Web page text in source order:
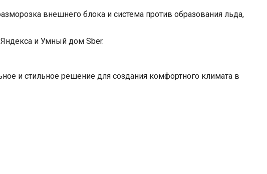
внешнего блока и система против образования льда,
и Умный дом Sber.
и стильное решение для создания комфортного климата в